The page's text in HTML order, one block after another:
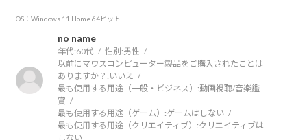
OS：Windows 11 Home 64ビット
no name
年代:60代 性別:男性
以前にマウスコンピューター製品をご購入されたことは
ありますか？: いいえ
最も使用する用途（一般・ビジネス）:動画視聴/音楽鑑
賞
最も使用する用途（ゲーム）:ゲームはしない
最も使用する用途（クリエイティブ）:クリエイティブは
しない